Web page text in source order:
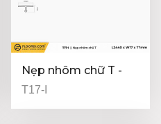
Nẹp nhôm chữ T -
T17-I